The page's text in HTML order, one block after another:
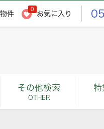
件
0
お気に入り
その他検索
OTHER
特